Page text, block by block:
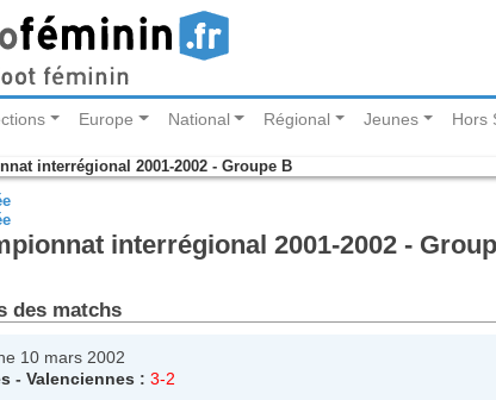
Europe National Régional Jeunes Hors
interrégional 2001-2002 - Groupe B
interrégional 2001-2002 -
des matchs
10 mars 2002
- Valenciennes : 3-2